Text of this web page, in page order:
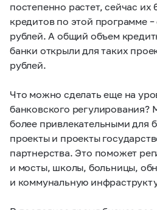
постепенно растет, сейчас их
кредитов по этой программе –
рублей. А общий объем
банки открыли для таких
рублей.
Что можно сделать еще на
банковского регулирования?
более привлекательными для
проекты и проекты
партнерства. Это поможет
и мосты, школы, больницы,
и коммунальную